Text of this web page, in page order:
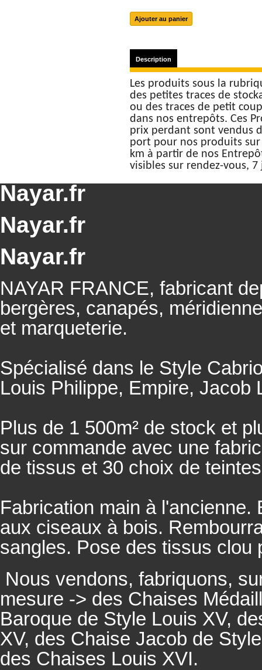
Description
Les produits sous la
des petites traces de
ou des traces de petit
dans nos entrepôts. Ces
prix perdant sont vendus
port pour nos produits sur
km à partir de nos
visibles sur rendez-vous, 7
Nayar.fr
Nayar.fr
Nayar.fr
NAYAR FRANCE, fabricant
bergères, canapés,
et marqueterie.
Spécialisé dans le Style
Louis Philippe, Empire, Jacob
Plus de 1 500m² de stock et
sur commande avec une
de tissus et 30 choix de
Fabrication main à
aux ciseaux à bois.
sangles. Pose des tissus clou
Nous vendons, fabriquons,
mesure -> des Chaises
Baroque de Style Louis XV,
XV, des Chaise Jacob de
des Chaises Louis XVI.